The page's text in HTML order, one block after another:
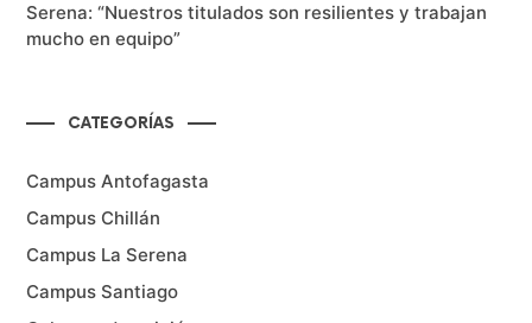
Serena: “Nuestros titulados son resilientes y trabajan
mucho en equipo”
CATEGORÍAS
Campus Antofagasta
Campus Chillán
Campus La Serena
Campus Santiago